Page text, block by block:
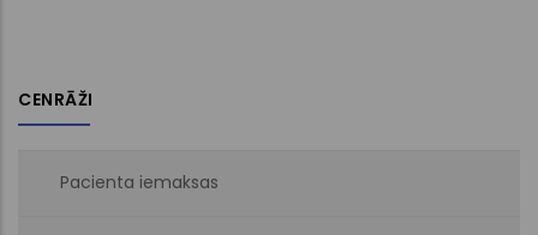
CENRĀŽI
Pacienta iemaksas